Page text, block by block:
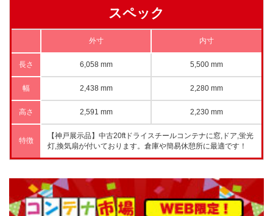
スペック
外寸 内寸
長さ 6,058 mm 5,500 mm
幅 2,438 mm 2,280 mm
高さ 2,591 mm 2,230 mm
特徴
【神戸展示品】中古20ftドライスチールコンテナに窓,ドア,蛍光
灯,換気扇が付いております。倉庫や簡易休憩所に最適です！